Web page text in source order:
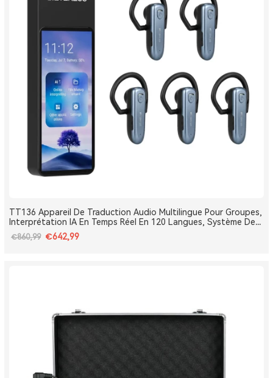
TT136 Appareil De Traduction Audio Multilingue Pour Groupes,
Interprétation IA En Temps Réel En 120 Langues, Système De
Traduction Pour Tours Et Conférences One-To-Many, Diffusion
Double Canal, Longue Portée 2.4G
€860,99 €642,99